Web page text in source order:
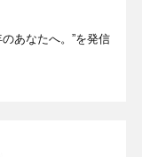
あなたへ。”を発信